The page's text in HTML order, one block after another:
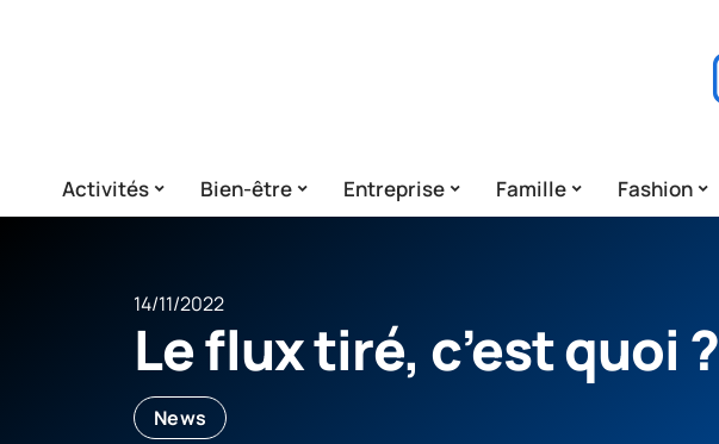
Activités Bien-être Entreprise Famille Fashion
14/11/2022
Le flux tiré, c’est quoi ?
News